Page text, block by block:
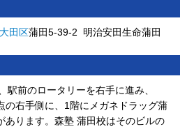
大田区蒲田5-39-2 明治安田生命蒲田
駅前のロータリーを右手に進み、
の右手側に、1階にメガネドラッグ蒲
あります。森塾 蒲田校はそのビルの